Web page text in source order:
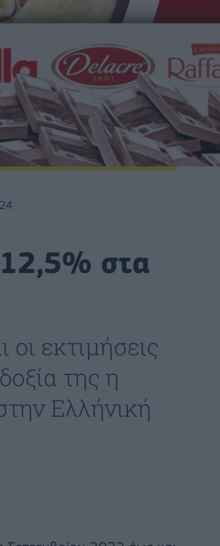
στα
εκτιμήσεις
της η
Ελλήνική